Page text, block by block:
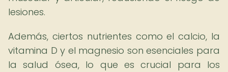
lesiones.
Además, ciertos nutrientes como el calcio, la
vitamina D y el magnesio son esenciales para
la salud ósea, lo que es crucial para los